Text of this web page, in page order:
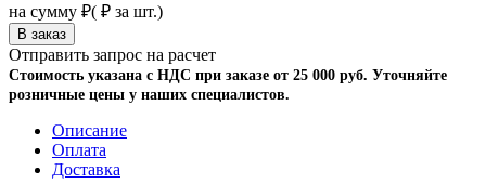
на сумму ₽( ₽ за шт.)
Отправить запрос на расчет
Стоимость указана с НДС при заказе от 25 000 руб. Уточняйте
розничные цены у наших специалистов.
Описание
Оплата
Доставка